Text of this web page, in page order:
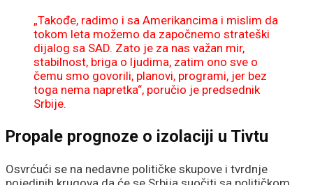
„Takođe, radimo i sa Amerikancima i mislim da
tokom leta možemo da započnemo strateški
dijalog sa SAD. Zato je za nas važan mir,
stabilnost, briga o ljudima, zatim ono sve o
čemu smo govorili, planovi, programi, jer bez
toga nema napretka“, poručio je predsednik
Srbije.
Propale prognoze o izolaciji u Tivtu
Osvrćući se na nedavne političke skupove i tvrdnje